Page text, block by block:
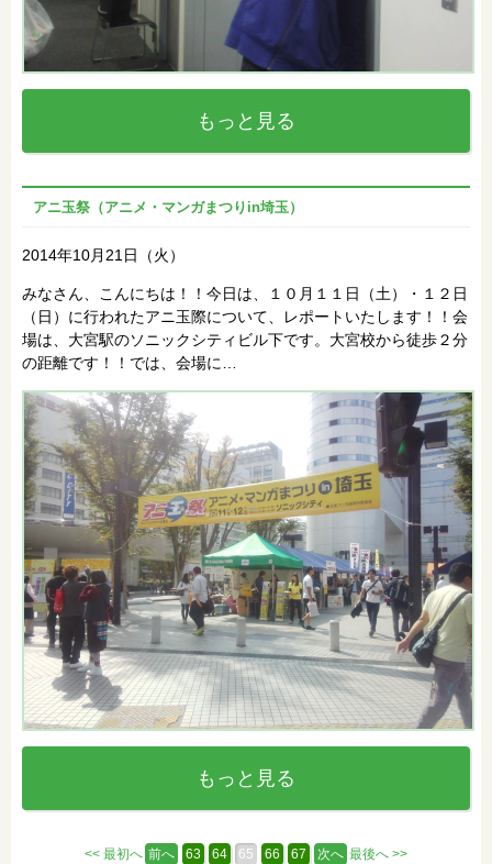
もっと見る
アニ玉祭（アニメ・マンガまつりin埼玉）
2014年10月21日（火）
みなさん、こんにちは！！今日は、１０月１１日（土）・１２日
（日）に行われたアニ玉際について、レポートいたします！！会
場は、大宮駅のソニックシティビル下です。大宮校から徒歩２分
の距離です！！では、会場に…
もっと見る
<< 最初へ 前へ 63 64 65 66 67 次へ 最後へ >>